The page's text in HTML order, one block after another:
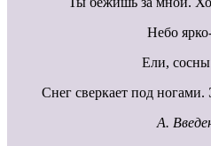
Небо
Ели,
Снег сверкает под ногами.
А.